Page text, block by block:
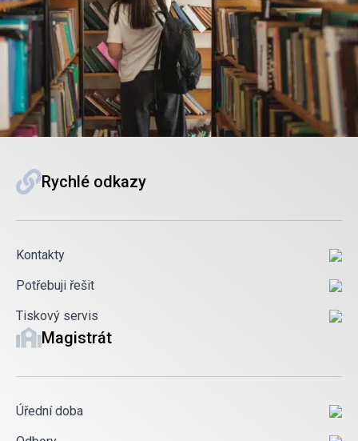
Rychlé odkazy
Kontakty
Potřebuji řešit
Tiskový servis
Magistrát
Úřední doba